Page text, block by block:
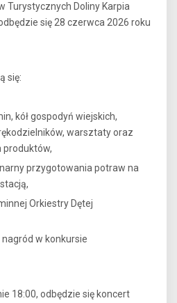
Turystycznych Doliny Karpia
się 28 czerwca 2026 roku
się:
kół gospodyń wiejskich,
warsztaty oraz
produktów,
przygotowania potraw na
Orkiestry Dętej
w konkursie
18:00, odbędzie się koncert